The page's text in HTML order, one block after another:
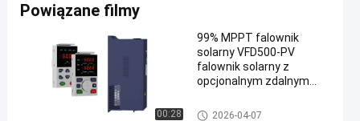
Powiązane filmy
00:28
99% MPPT falownik
solarny VFD500-PV
falownik solarny z
opcjonalnym zdalnym
Falownik pompy solarnej
2026-04-07